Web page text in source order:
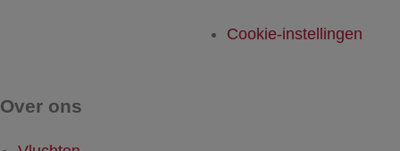
Cookie-instellingen
Over ons